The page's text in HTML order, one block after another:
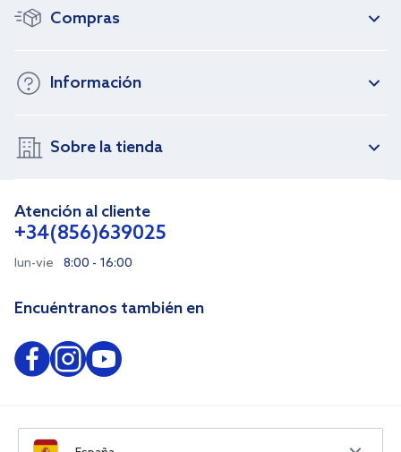
Compras
Información
Sobre la tienda
Atención al cliente
+34(856)639025
lun-vie 8:00 - 16:00
Encuéntranos también en